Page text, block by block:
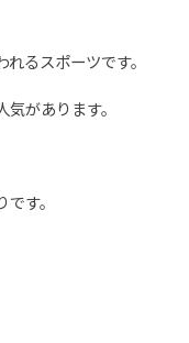
るスポーツです。
があります。
す。